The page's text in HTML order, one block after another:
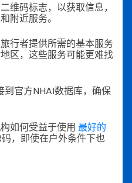
维码标志，以获取信息，
附近服务。
行者提供所需的基本服务
区，这些服务可能更难找
官方NHAI数据库，确保
如何受益于使用 最好的
，即使在户外条件下也